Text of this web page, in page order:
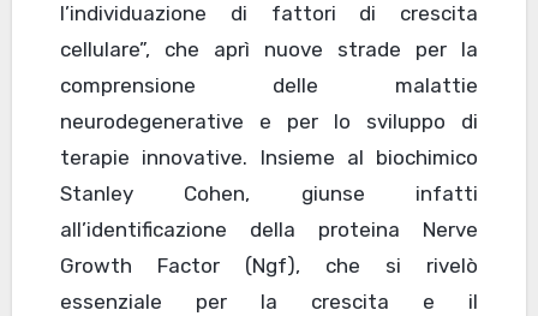
l’individuazione di fattori di crescita
cellulare”, che aprì nuove strade per la
comprensione delle malattie
neurodegenerative e per lo sviluppo di
terapie innovative. Insieme al biochimico
Stanley Cohen, giunse infatti
all’identificazione della proteina Nerve
Growth Factor (Ngf), che si rivelò
essenziale per la crescita e il